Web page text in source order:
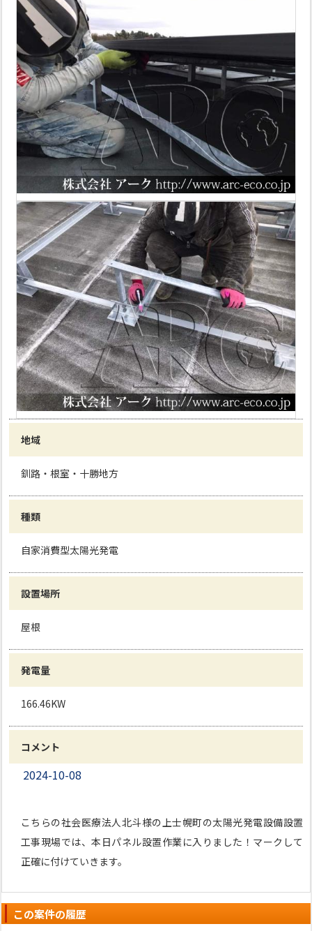
地域
釧路・根室・十勝地方
種類
自家消費型太陽光発電
設置場所
屋根
発電量
166.46KW
コメント
2024-10-08
こちらの社会医療法人北斗様の上士幌町の太陽光発電設備設置
工事現場では、本日パネル設置作業に入りました！マークして
正確に付けていきます。
この案件の履歴